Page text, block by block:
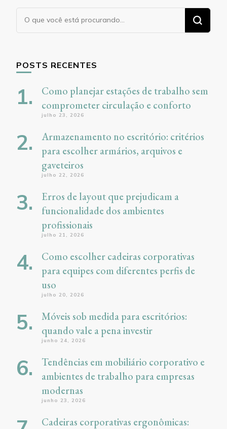
Procurando
algo?
POSTS RECENTES
Como planejar estações de trabalho sem
comprometer circulação e conforto
julho 23, 2026
Armazenamento no escritório: critérios
para escolher armários, arquivos e
gaveteiros
julho 22, 2026
Erros de layout que prejudicam a
funcionalidade dos ambientes
profissionais
julho 21, 2026
Como escolher cadeiras corporativas
para equipes com diferentes perfis de
uso
julho 20, 2026
Móveis sob medida para escritórios:
quando vale a pena investir
junho 24, 2026
Tendências em mobiliário corporativo e
ambientes de trabalho para empresas
modernas
junho 23, 2026
Cadeiras corporativas ergonômicas: